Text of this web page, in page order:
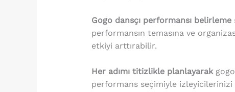
Gogo dansçı performansı belirleme
performansın temasına ve
etkiyi arttırabilir.
Her adımı titizlikle planlayarakgogo
performans seçimiyle